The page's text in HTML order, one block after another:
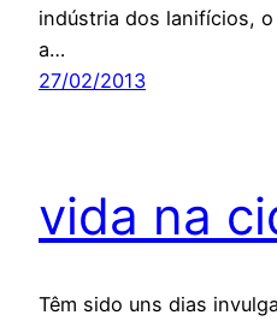
indústria dos lanifícios,
a…
27/02/2013
vida na
Têm sido uns dias